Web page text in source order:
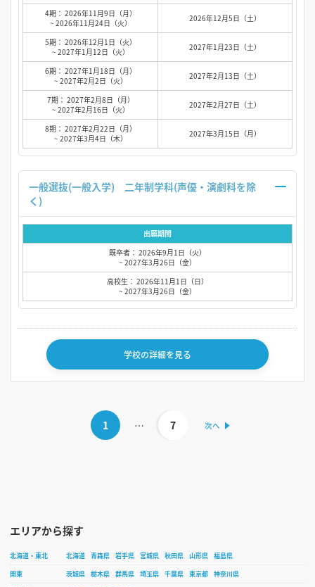
4期： 2026年11月9日（月）
~ 2026年11月24日（火）
2026年12月5日（土）
5期： 2026年12月1日（火）
~ 2027年1月12日（火）
2027年1月23日（土）
6期： 2027年1月18日（月）
~ 2027年2月2日（火）
2027年2月13日（土）
7期： 2027年2月8日（月）
~ 2027年2月16日（火）
2027年2月27日（土）
8期： 2027年2月22日（月）
~ 2027年3月4日（木）
2027年3月15日（月）
一般選抜(一般入学) 二年制学科(声優・演劇科を除
出願期間
既卒者： 2026年9月1日（火）
~ 2027年3月26日（金）
高校生： 2026年11月1日（日）
~ 2027年3月26日（金）
学校の詳細を見る
1 … 7
エリアから探す
北海道・東北 北海道 青森県 岩手県 宮城県 秋田県 山形県
福島県
関東
茨城県 栃木県 群馬県 埼玉県 千葉県 東京都
神奈川県